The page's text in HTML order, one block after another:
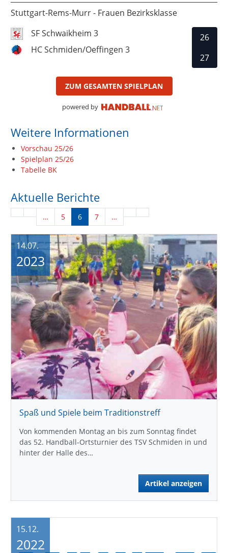
Stuttgart-Rems-Murr - Frauen Bezirksklasse
SF Schwaikheim 3
HC Schmiden/Oeffingen 3
26
27
ZUM GESAMTEN SPIELPLAN
powered by
Weitere Informationen
Vorschau 25/26
Spielplan 25/26
Tabelle BK
Aktuelle Berichte
… 5 6 7 …
Spaß und Spiele beim Traditionstreff
Von kommenden Montag an bis zum Sonntag findet
das 52. Handball-Ortsturnier des TSV Schmiden in und
hinter der Halle des…
Artikel anzeigen
14.07.
2023
15.12.
2022